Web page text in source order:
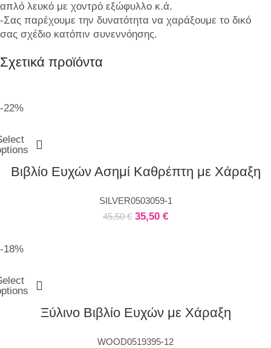
απλό λευκό με χοντρό εξώφυλλο κ.ά.
-Σας παρέχουμε την δυνατότητα να χαράξουμε το δικό
σας σχέδιο κατόπιν συνεννόησης.
Σχετικά προϊόντα
-22%
Βιβλίο Ευχών Ασημί Καθρέπτη με Χάραξη
SILVER0503059-1
45,50€ 35,50 €
-18%
Ξύλινο Βιβλίο Ευχών με Χάραξη
WOOD0519395-12